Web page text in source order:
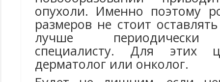
опухоли. Именно поэтому
размеров не стоит
лучше периодически
специалисту. Для этих
дерматолог или онколог.